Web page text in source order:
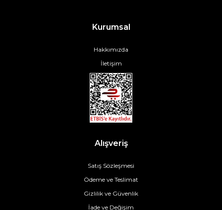
Kurumsal
Hakkımızda
İletişim
Alışveriş
Satış Sözleşmesi
Ödeme ve Teslimat
Gizlilik ve Güvenlik
İade ve Değişim